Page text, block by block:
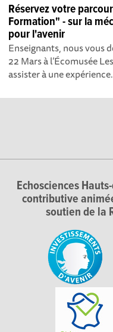
Réservez votre
Formation" - sur la
pour l'avenir
Enseignants, nous vous
22 Mars à l’Écomusée
assister à une
Echosciences
contributive
soutien de la